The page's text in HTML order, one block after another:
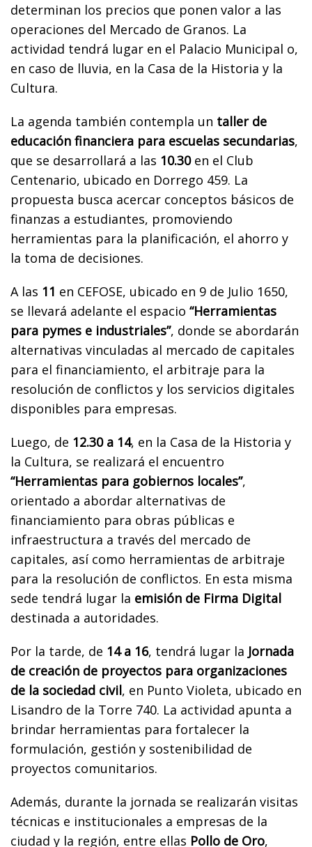
determinan los precios que ponen valor a las
operaciones del Mercado de Granos. La
actividad tendrá lugar en el Palacio Municipal o,
en caso de lluvia, en la Casa de la Historia y la
Cultura.
La agenda también contempla un taller de
educación financiera para escuelas secundarias,
que se desarrollará a las 10.30en el Club
Centenario, ubicado en Dorrego 459. La
propuesta busca acercar conceptos básicos de
finanzas a estudiantes, promoviendo
herramientas para la planificación, el ahorro y
la toma de decisiones.
A las 11 en CEFOSE, ubicado en 9 de Julio 1650,
se llevará adelante el espacio “Herramientas
para pymes e industriales”, donde se abordarán
alternativas vinculadas al mercado de capitales
para el financiamiento, el arbitraje para la
resolución de conflictos y los servicios digitales
disponibles para empresas.
Luego, de 12.30 a 14, en la Casa de la Historia y
la Cultura, se realizará el encuentro
“Herramientas para gobiernos locales”,
orientado a abordar alternativas de
financiamiento para obras públicas e
infraestructura a través del mercado de
capitales, así como herramientas de arbitraje
para la resolución de conflictos. En esta misma
sede tendrá lugar la emisión de Firma Digital
destinada a autoridades.
Por la tarde, de 14 a 16, tendrá lugar la Jornada
de creación de proyectos para organizaciones
de la sociedad civil, en Punto Violeta, ubicado en
Lisandro de la Torre 740. La actividad apunta a
brindar herramientas para fortalecer la
formulación, gestión y sostenibilidad de
proyectos comunitarios.
Además, durante la jornada se realizarán visitas
técnicas e institucionales a empresas de la
ciudad y la región, entre ellas Pollo de Oro,